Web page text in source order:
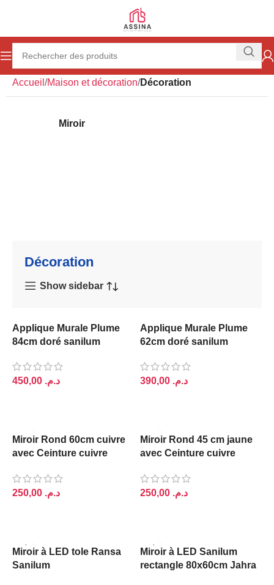
Accueil Maison et décoration Décoration
Miroir
Décoration
Show sidebar
Applique Murale Plume
84cm doré sanilum
د.م.
Applique Murale Plume
62cm doré sanilum
د.م.
Miroir Rond 60cm cuivre
avec Ceinture cuivre
د.م.
Miroir Rond 45 cm jaune
avec Ceinture cuivre
د.م.
Miroir à LED tole Ransa
Sanilum
Miroir à LED Sanilum
rectangle 80x60cm Jahra